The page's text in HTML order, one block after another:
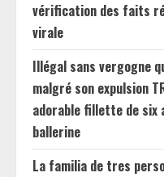
vérification des faits
virale
Illégal sans vergogne
malgré son expulsion
adorable fillette de six
ballerine
La familia de tres